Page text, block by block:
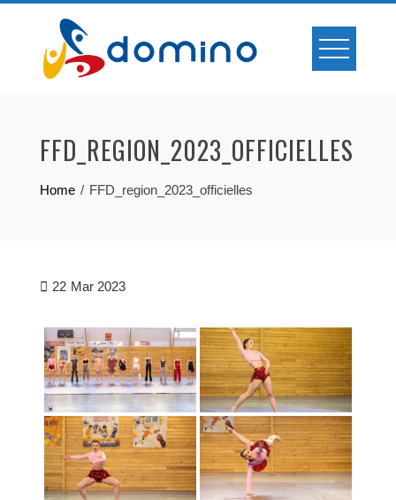
content
FFD_REGION_2023_OFFICIELLES
Home FFD_region_2023_officielles
22 Mar 2023